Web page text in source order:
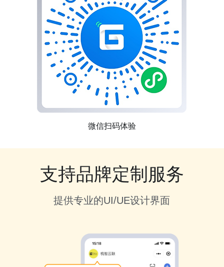
微信扫码体验
支持品牌定制服务
提供专业的UI/UE设计界面